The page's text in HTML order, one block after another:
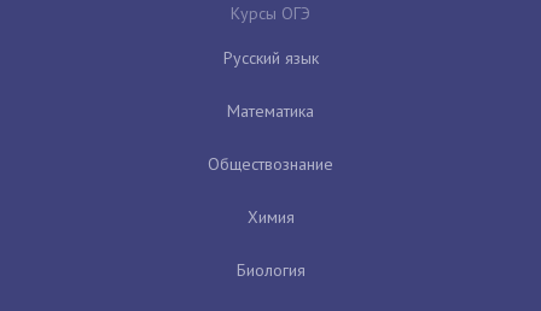
Курсы ОГЭ
Русский язык
Математика
Обществознание
Химия
Биология